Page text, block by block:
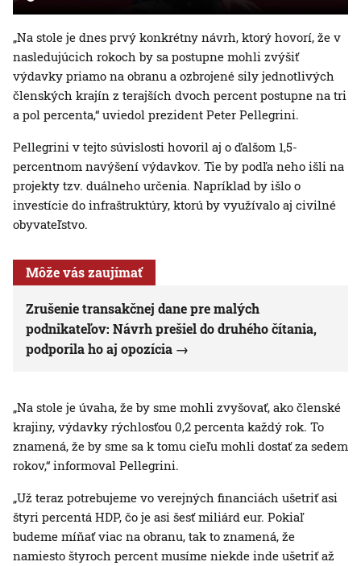
„Na stole je dnes prvý konkrétny návrh, ktorý hovorí, že v
nasledujúcich rokoch by sa postupne mohli zvýšiť
výdavky priamo na obranu a ozbrojené sily jednotlivých
členských krajín z terajších dvoch percent postupne na tri
a pol percenta,“ uviedol prezident Peter Pellegrini.
Pellegrini v tejto súvislosti hovoril aj o ďalšom 1,5-
percentnom navýšení výdavkov. Tie by podľa neho išli na
projekty tzv. duálneho určenia. Napríklad by išlo o
investície do infraštruktúry, ktorú by využívalo aj civilné
obyvateľstvo.
Môže vás zaujímať
Zrušenie transakčnej dane pre malých
podnikateľov: Návrh prešiel do druhého čítania,
podporila ho aj opozícia
„Na stole je úvaha, že by sme mohli zvyšovať, ako členské
krajiny, výdavky rýchlosťou 0,2 percenta každý rok. To
znamená, že by sme sa k tomu cieľu mohli dostať za sedem
rokov,“ informoval Pellegrini.
„Už teraz potrebujeme vo verejných financiách ušetriť asi
štyri percentá HDP, čo je asi šesť miliárd eur. Pokiaľ
budeme míňať viac na obranu, tak to znamená, že
namiesto štyroch percent musíme niekde inde ušetriť až